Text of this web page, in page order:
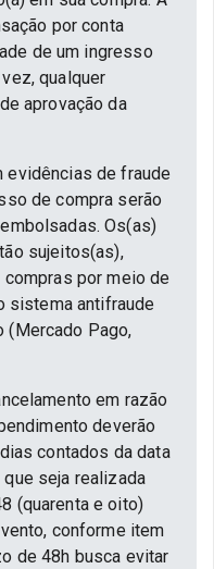
por conta
de um ingresso
qualquer
aprovação da
evidências de fraude
de compra serão
Os(as)
sujeitos(as),
por meio de
sistema antifraude
(Mercado Pago,
em razão
deverão
contados da data
seja realizada
(quarenta e oito)
conforme item
de 48h busca evitar